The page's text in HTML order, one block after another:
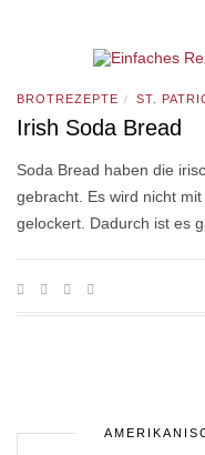
BROTREZEPTE / ST.
Irish Soda Bread
Soda Bread haben die
gebracht. Es wird nicht
gelockert. Dadurch ist es